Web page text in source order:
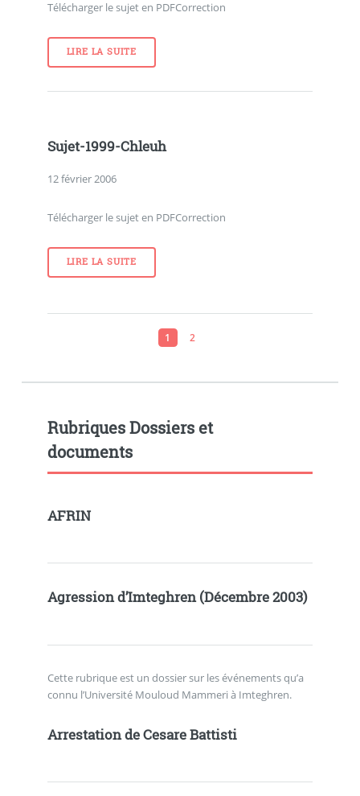
Télécharger le sujet en PDFCorrection
LIRE LA SUITE
Sujet-1999-Chleuh
12 février 2006
Télécharger le sujet en PDFCorrection
LIRE LA SUITE
1 2
Rubriques Dossiers et
documents
AFRIN
Agression d’Imteghren (Décembre 2003)
Cette rubrique est un dossier sur les événements qu’a
connu l’Université Mouloud Mammeri à Imteghren.
Arrestation de Cesare Battisti